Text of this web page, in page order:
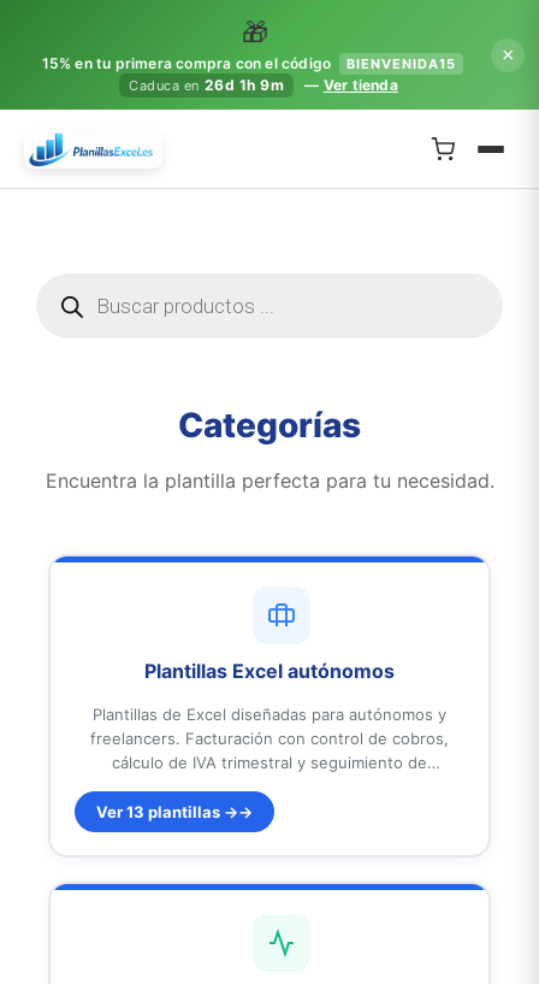
🎁
15% en tu primera compra con el código
BIENVENIDA15
Caduca en 26d 1h 9m — Ver tienda
×
Categorías
Encuentra la plantilla perfecta para tu necesidad.
Plantillas Excel autónomos
Plantillas de Excel diseñadas para autónomos y
freelancers. Facturación con control de cobros,
cálculo de IVA trimestral y seguimiento de
automáticos. Listas para usar.
Ver 13 plantillas →